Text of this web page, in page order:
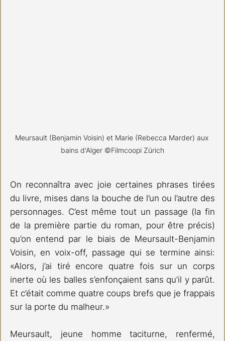
Meursault (Benjamin Voisin) et Marie (Rebecca Marder) aux
bains d'Alger ©Filmcoopi Zürich
On reconnaîtra avec joie certaines phrases tirées
du livre, mises dans la bouche de l’un ou l’autre des
personnages. C’est même tout un passage (la fin
de la première partie du roman, pour être précis)
qu’on entend par le biais de Meursault-Benjamin
Voisin, en voix-off, passage qui se termine ainsi:
«Alors, j’ai tiré encore quatre fois sur un corps
inerte où les balles s’enfonçaient sans qu’il y parût.
Et c’était comme quatre coups brefs que je frappais
sur la porte du malheur.»
Meursault, jeune homme taciturne, renfermé,